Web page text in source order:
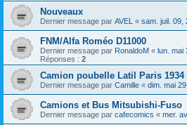
Nouveaux
Dernier message par AVEL « sam. juil. 09,
FNM/Alfa Roméo D11000
Dernier message par RonaldoM « lun. mai
Réponses : 2
Camion poubelle Latil Paris 1934
Dernier message par Camille « dim. mai
Camions et Bus Mitsubishi-Fuso
Dernier message par cafecomics « mer.